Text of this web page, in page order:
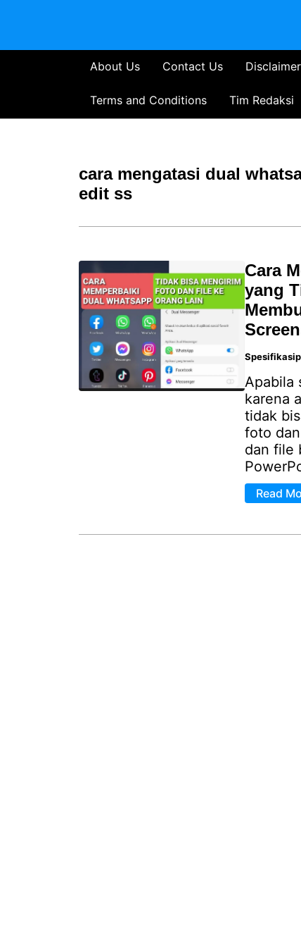
About Us Contact Us Disclaimer
Terms and Conditions Tim Redaksi
cara mengatasi dual
edit ss
Cara
yang
Apabila
karena
tidak
foto
dan file
Read